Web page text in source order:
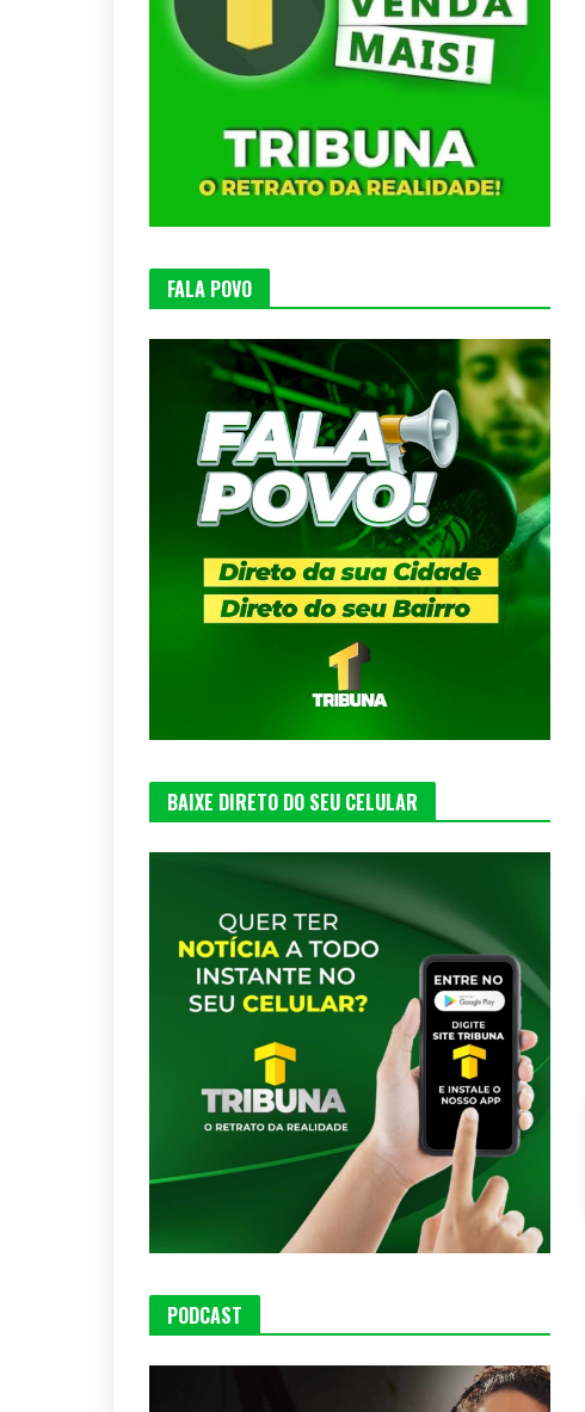
FALA POVO
BAIXE DIRETO DO SEU CELULAR
PODCAST